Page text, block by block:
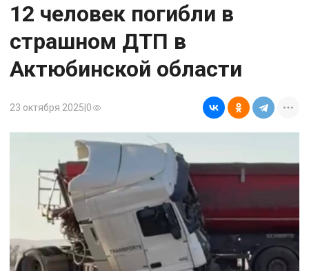
12 человек погибли в
страшном ДТП в
Актюбинской области
23 октября 2025 0